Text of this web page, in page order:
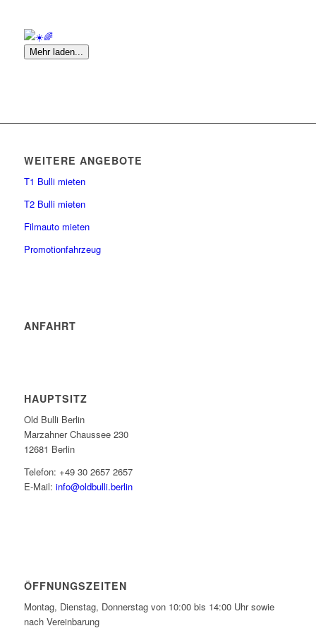
Mehr laden...
WEITERE ANGEBOTE
T1 Bulli mieten
T2 Bulli mieten
Filmauto mieten
Promotionfahrzeug
ANFAHRT
HAUPTSITZ
Old Bulli Berlin
Marzahner Chaussee 230
12681 Berlin
Telefon: +49 30 2657 2657
E-Mail: info@oldbulli.berlin
ÖFFNUNGSZEITEN
Montag, Dienstag, Donnerstag von 10:00 bis 14:00 Uhr sowie
nach Vereinbarung